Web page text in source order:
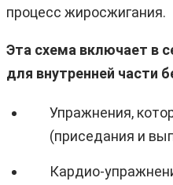
процесс жиросжигания.
Эта схема включает в
для внутренней части
Упражнения,
(приседания и
Кардио-